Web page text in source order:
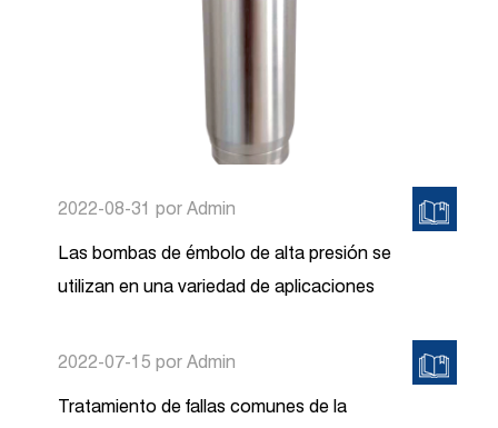
2022-08-31 por Admin
Las bombas de émbolo de alta presión se
utilizan en una variedad de aplicaciones
2022-07-15 por Admin
Tratamiento de fallas comunes de la